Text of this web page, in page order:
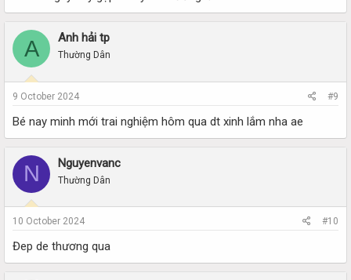
A Anh hải tp
Thường Dân
9 October 2024 #9
Bé nay minh mới trai nghiệm hôm qua dt xinh lắm nha ae
N Nguyenvanc
Thường Dân
10 October 2024 #10
Đep de thương qua